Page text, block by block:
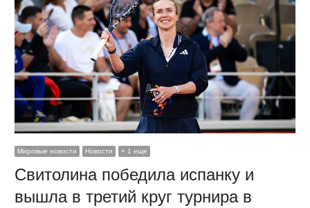
Мировые новости Новости + 1 еще
Свитолина победила испанку и
вышла в третий круг турнира в